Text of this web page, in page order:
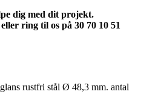
dig med dit projekt.
eller ring til os på 30 70 10 51
rustfri stål Ø 48,3 mm. antal